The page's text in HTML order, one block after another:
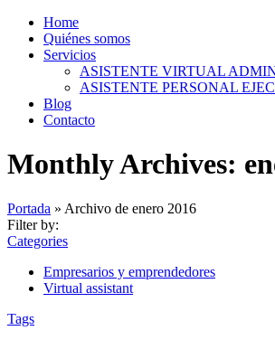
Home
Quiénes somos
Servicios
ASISTENTE VIRTUAL
ASISTENTE PERSONAL
Blog
Contacto
Monthly Archives:
Portada » Archivo de enero 2016
Filter by:
Categories
Empresarios y emprendedores
Virtual assistant
Tags